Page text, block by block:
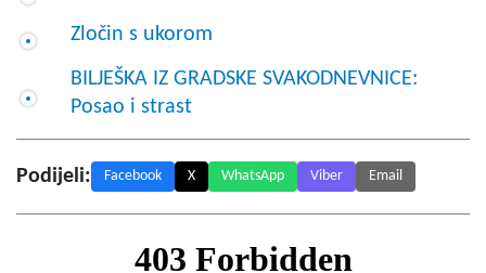
Zločin s ukorom
BILJEŠKA IZ GRADSKE SVAKODNEVNICE:
Posao i strast
Podijeli: Facebook X WhatsApp Viber Email